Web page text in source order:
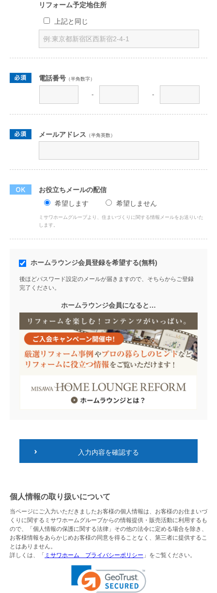
リフォーム予定地住所
上記と同じ
電話番号 （半角数字）
- -
メールアドレス （半角英数）
お役立ちメールの配信
希望します
希望しません
ミサワホームグループより、住まいづくりに関する情報メールをお送りいた
します。
ホームラウンジ会員登録を希望する(無料)
後ほどパスワード設定のメールが届きますので、そちらからご登録
完了ください。
ホームラウンジ会員になると…
入力内容を確認する
個人情報の取り扱いについて
当ページにご入力いただきましたお客様の個人情報は、お客様のお住まいづ
くりに関するミサワホームグループからの情報提供・販売活動に利用するも
ので、「個人情報の保護に関する法律」その他の法令に定める場合を除き、
お客様情報をあらかじめお客様の同意を得ることなく、第三者に提供するこ
とはありません。
詳しくは、「 ミサワホーム プライバシーポリシー 」をご覧ください。